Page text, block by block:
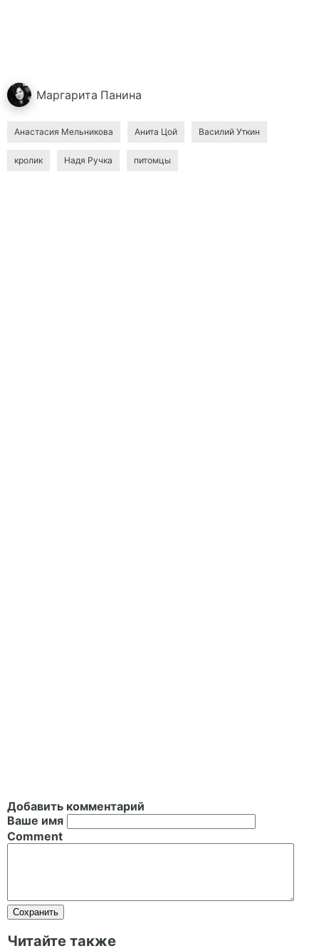
Маргарита Панина
Анастасия Мельникова Анита Цой Василий Уткин
кролик Надя Ручка питомцы
Добавить комментарий
Ваше имя
Comment
Читайте также